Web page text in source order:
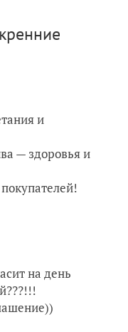
и
— здоровья и
на день